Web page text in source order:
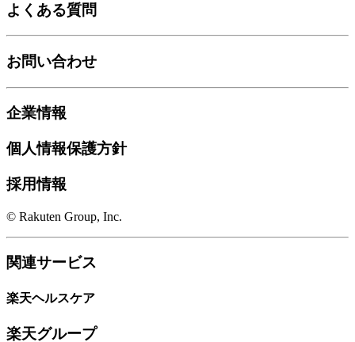
よくある質問
お問い合わせ
企業情報
個人情報保護方針
採用情報
© Rakuten Group, Inc.
関連サービス
楽天ヘルスケア
楽天グループ